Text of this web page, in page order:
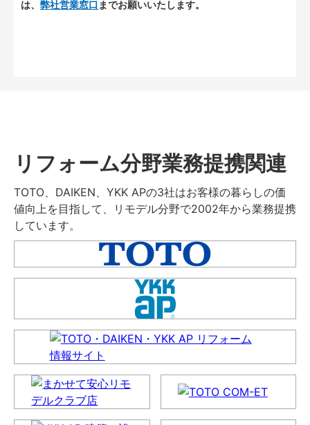
は、 弊社営業窓口 までお願いいたします。
リフォーム分野業務提携関連
TOTO、DAIKEN、YKK APの3社はお客様の暮らしの価
値向上を目指して、リモデル分野で2002年から業務提携
しています。